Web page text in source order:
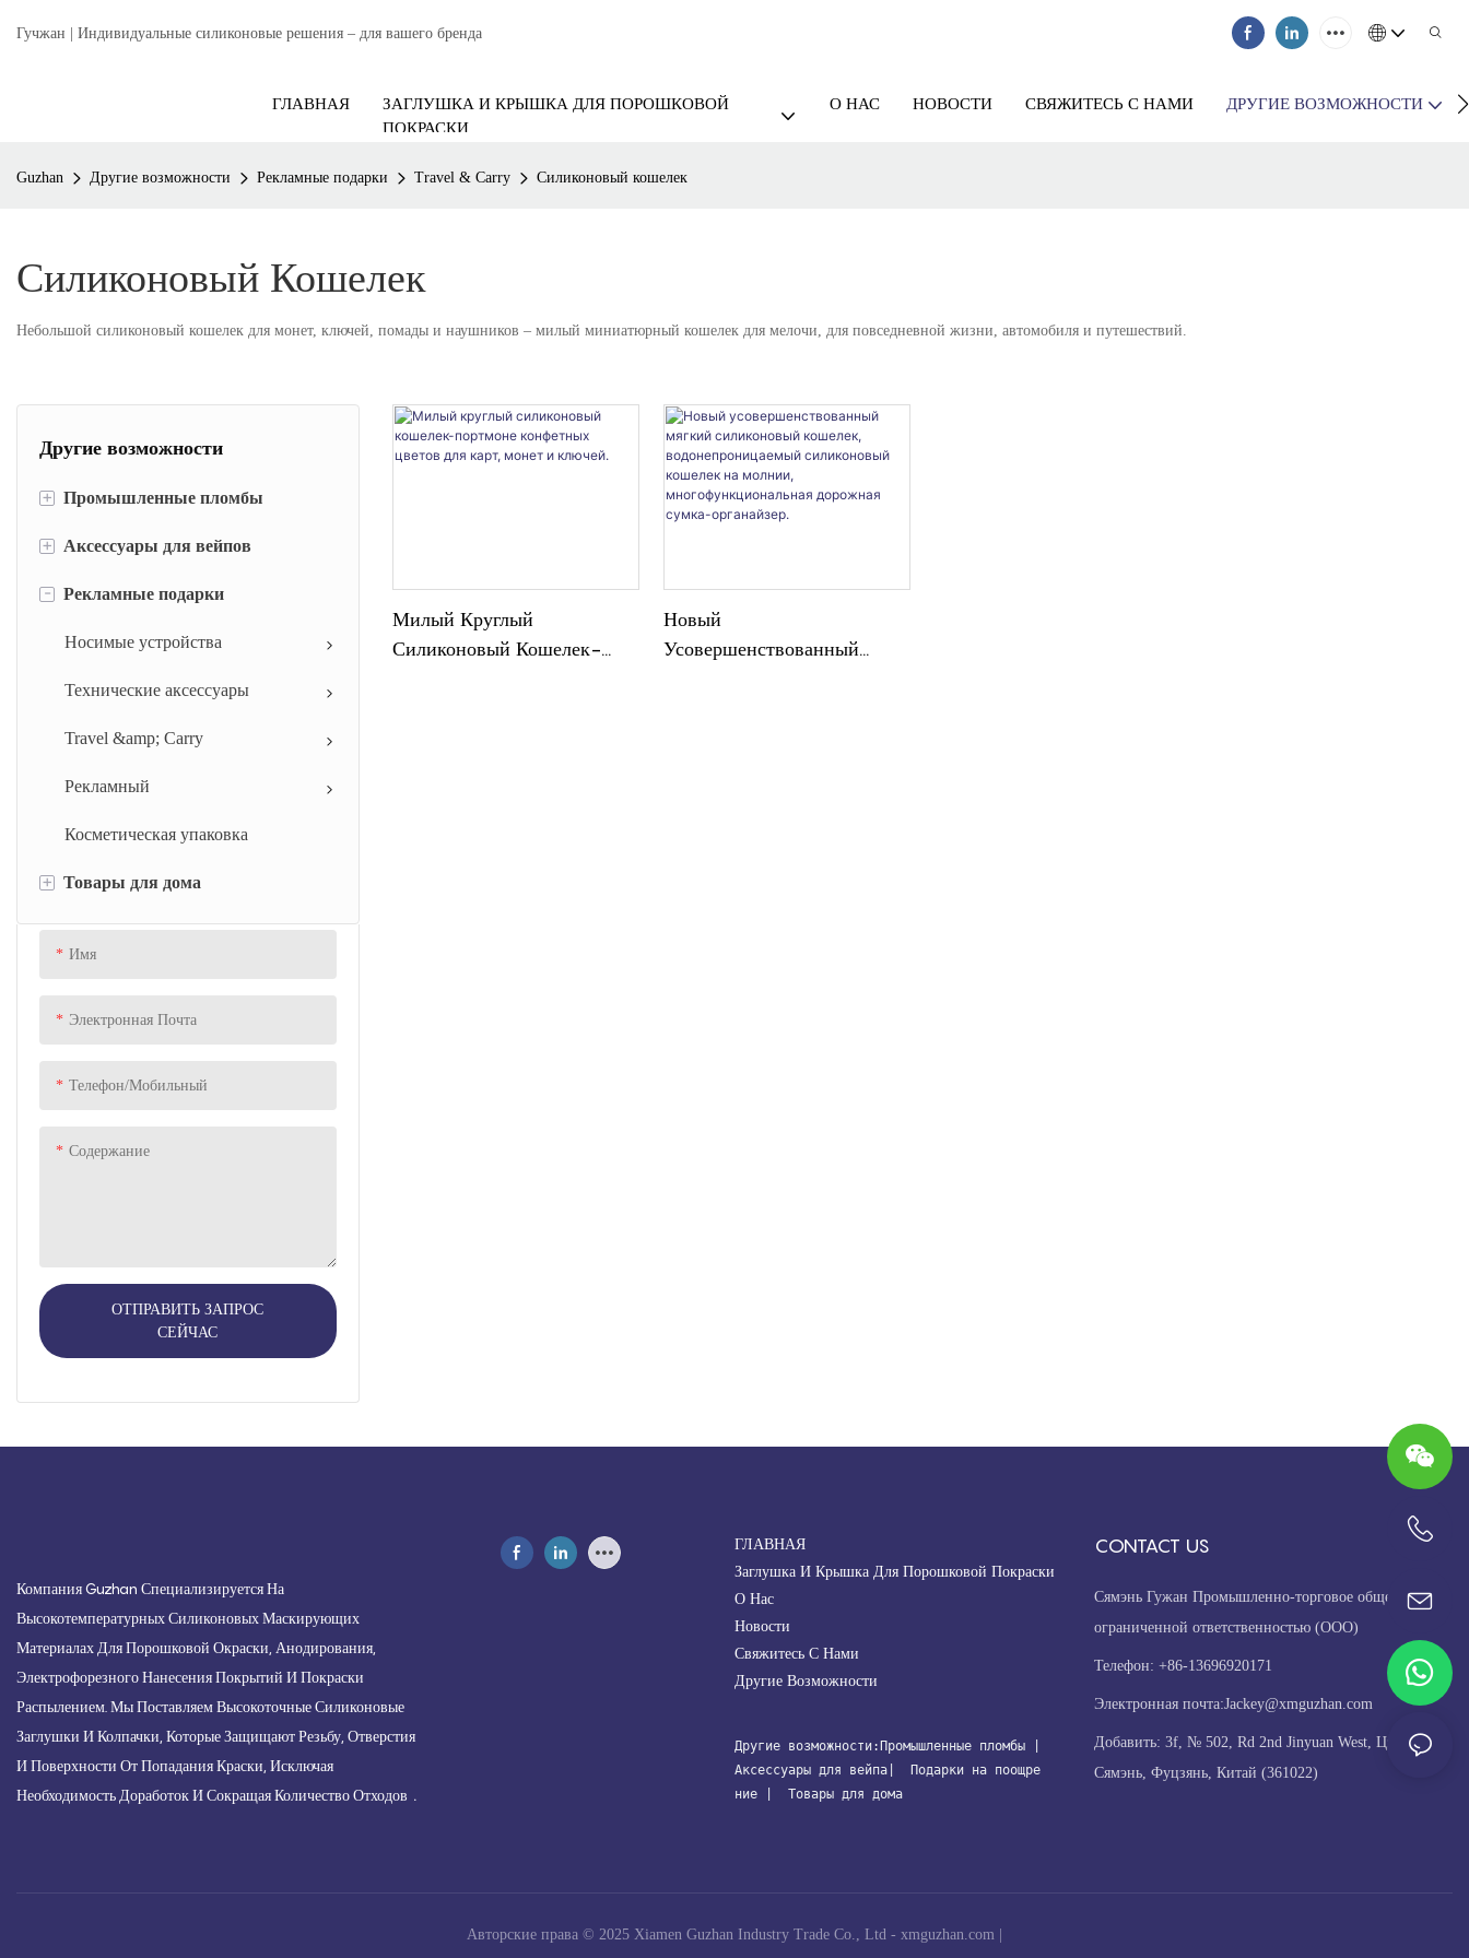
Гучжан | Индивидуальные силиконовые решения – для вашего бренда
ГЛАВНАЯ
ЗАГЛУШКА И КРЫШКА ДЛЯ ПОРОШКОВОЙ
ПОКРАСКИ
О НАС НОВОСТИ СВЯЖИТЕСЬ С НАМИ ДРУГИЕ ВОЗМОЖНОСТИ
Guzhan Другие возможности Рекламные подарки Travel & Carry Силиконовый кошелек
Силиконовый Кошелек
Небольшой силиконовый кошелек для монет, ключей, помады и наушников – милый миниатюрный кошелек для мелочи, для повседневной жизни, автомобиля и путешествий.
Другие возможности
+ Промышленные пломбы
Силиконовое уплотнительное
силиконовый клапан
Уплотнения из силиконовой
резины
Резиновая прокладка
Силиконовая резиновая
+ Аксессуары для вейпов
Силиконовый наконечник для
- Рекламные подарки
Носимые устройства
Технические аксессуары
Travel &amp; Carry
Рекламный
Косметическая упаковка
+ Товары для дома
Кухня
Личная гигиена
Имя
Электронная Почта
Телефон/Мобильный
Содержание
ОТПРАВИТЬ ЗАПРОС
СЕЙЧАС
Милый Круглый
Силиконовый Кошелек-
Новый
Усовершенствованный
Компания Guzhan Специализируется На
Высокотемпературных Силиконовых Маскирующих
Материалах Для Порошковой Окраски, Анодирования,
Электрофорезного Нанесения Покрытий И Покраски
Распылением. Мы Поставляем Высокоточные Силиконовые
Заглушки И Колпачки, Которые Защищают Резьбу, Отверстия
И Поверхности От Попадания Краски, Исключая
Необходимость Доработок И Сокращая Количество Отходов .
ГЛАВНАЯ
Заглушка И Крышка Для Порошковой Покраски
О Нас
Новости
Свяжитесь С Нами
Другие Возможности
Другие возможности: Промышленные пломбы
Аксессуары для вейпа
Подарки на поощре
ние
Товары для дома
CONTACT US
Сямэнь Гужан Промышленно-торговое общество с
ограниченной ответственностью (ООО)
Телефон: +86-13696920171
Электронная почта:Jackey@xmguzhan.com
Добавить: 3f, № 502, Rd 2nd Jinyuan West, Цзимэй,
Сямэнь, Фуцзянь, Китай (361022)
Авторские права © 2025 Xiamen Guzhan Industry Trade Co., Ltd - xmguzhan.com